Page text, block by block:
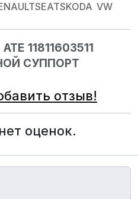
SEATSKODA VW
ATE 11811603511
СУППОРТ
отзыв!
оценок.